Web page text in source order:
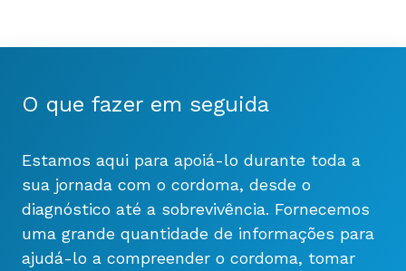
O que fazer em seguida
Estamos aqui para apoiá-lo durante toda a
sua jornada com o cordoma, desde o
diagnóstico até a sobrevivência. Fornecemos
uma grande quantidade de informações para
ajudá-lo a compreender o cordoma, tomar